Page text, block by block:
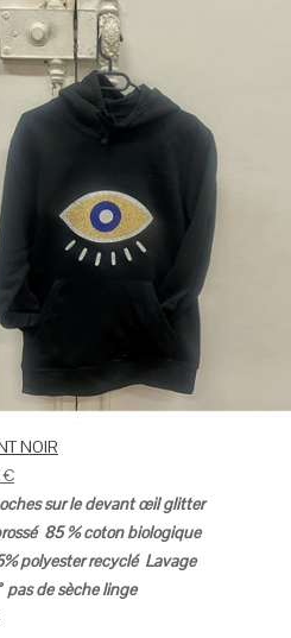
NOIR
€
sur le devant œil glitter
85 % coton biologique
polyester recyclé Lavage
pas de sèche linge